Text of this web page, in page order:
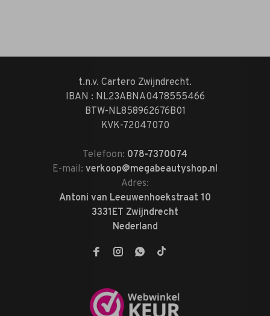
t.n.v. Cartero Zwijndrecht.
IBAN : NL23ABNA0478555466
BTW-NL858962676B01
KVK-72047070
Telefoon: 078-7370074
E-mail: verkoop@megabeautyshop.nl
Adres:
Antoni van Leeuwenhoekstraat 10
3331ET Zwijndrecht
Nederland